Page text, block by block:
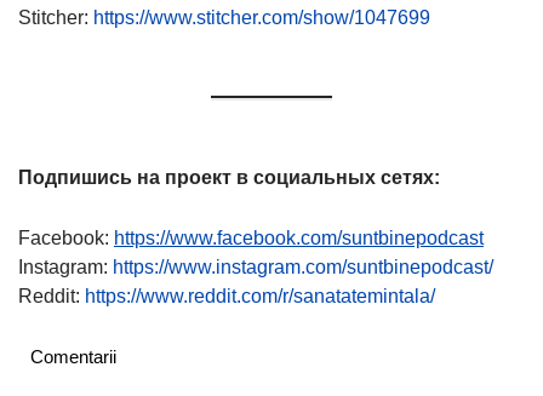
Stitcher: https://www.stitcher.com/show/1047699
Подпишись на проект в социальных сетях:
Facebook: https://www.facebook.com/suntbinepodcast
Instagram: https://www.instagram.com/suntbinepodcast/
Reddit: https://www.reddit.com/r/sanatatemintala/
Comentarii